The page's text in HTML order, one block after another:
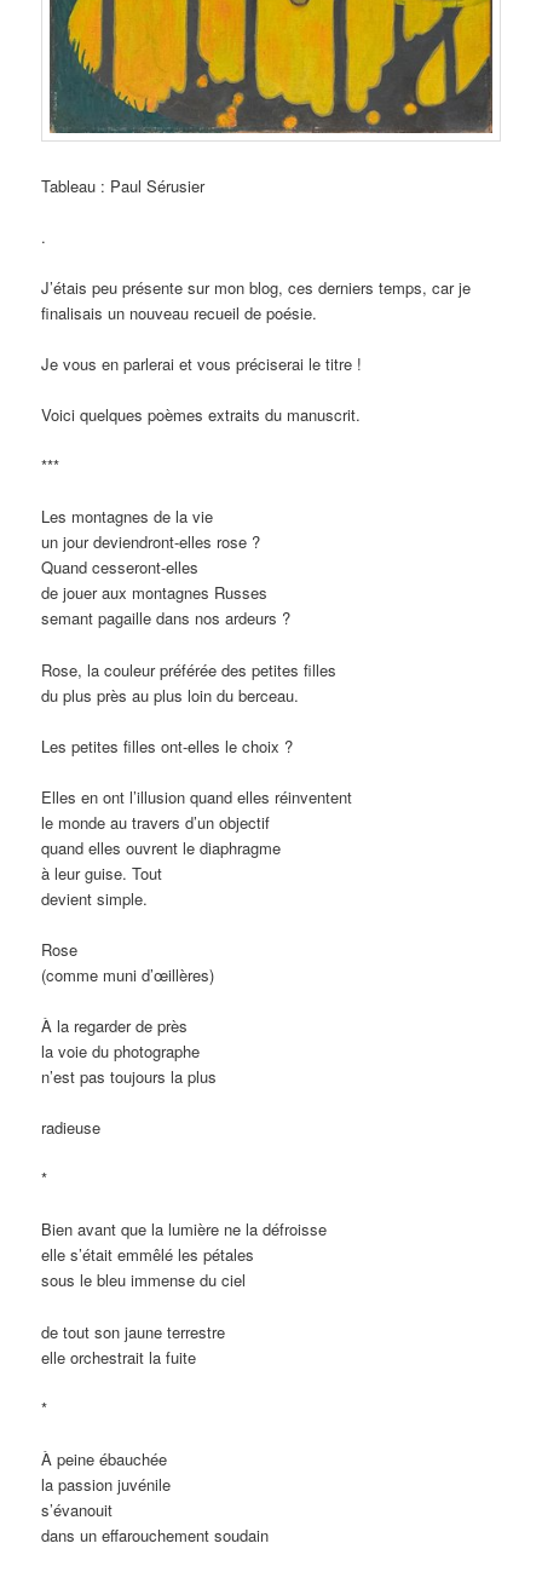
Tableau : Paul Sérusier
.
J’étais peu présente sur mon blog, ces derniers temps, car je
finalisais un nouveau recueil de poésie.
Je vous en parlerai et vous préciserai le titre !
Voici quelques poèmes extraits du manuscrit.
***
Les montagnes de la vie
un jour deviendront-elles rose ?
Quand cesseront-elles
de jouer aux montagnes Russes
semant pagaille dans nos ardeurs ?
Rose, la couleur préférée des petites filles
du plus près au plus loin du berceau.
Les petites filles ont-elles le choix ?
Elles en ont l’illusion quand elles réinventent
le monde au travers d’un objectif
quand elles ouvrent le diaphragme
à leur guise. Tout
devient simple.
Rose
(comme muni d’œillères)
À la regarder de près
la voie du photographe
n’est pas toujours la plus
radieuse
*
Bien avant que la lumière ne la défroisse
elle s’était emmêlé les pétales
sous le bleu immense du ciel
de tout son jaune terrestre
elle orchestrait la fuite
*
À peine ébauchée
la passion juvénile
s’évanouit
dans un effarouchement soudain